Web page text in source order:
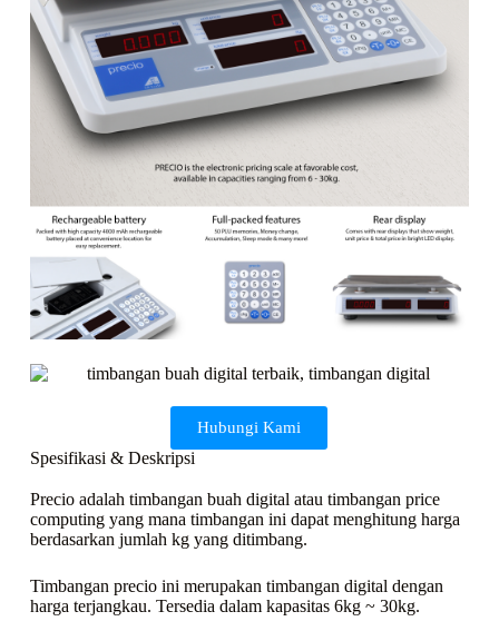
Hubungi Kami
Spesifikasi & Deskripsi
Precio adalah timbangan buah digital atau timbangan price
computing yang mana timbangan ini dapat menghitung harga
berdasarkan jumlah kg yang ditimbang.
Timbangan precio ini merupakan timbangan digital dengan
harga terjangkau. Tersedia dalam kapasitas 6kg ~ 30kg.